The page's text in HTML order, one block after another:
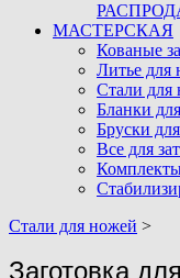
МАСТЕРСКАЯ
Кованые
Литье для
Стали для
Бланки
Бруски
Все для
Стали для ножей >
Заготовка